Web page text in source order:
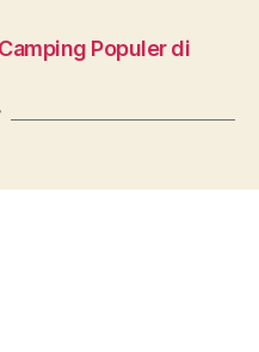
Populer di